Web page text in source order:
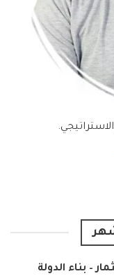
– بناء الدولة